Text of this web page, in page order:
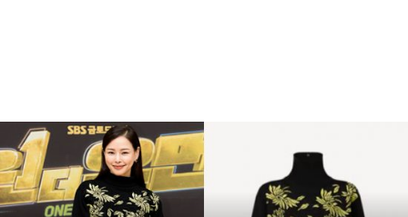
하
늬
패
션